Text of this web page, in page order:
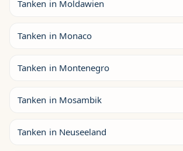
Tanken in Moldawien
Tanken in Monaco
Tanken in Montenegro
Tanken in Mosambik
Tanken in Neuseeland